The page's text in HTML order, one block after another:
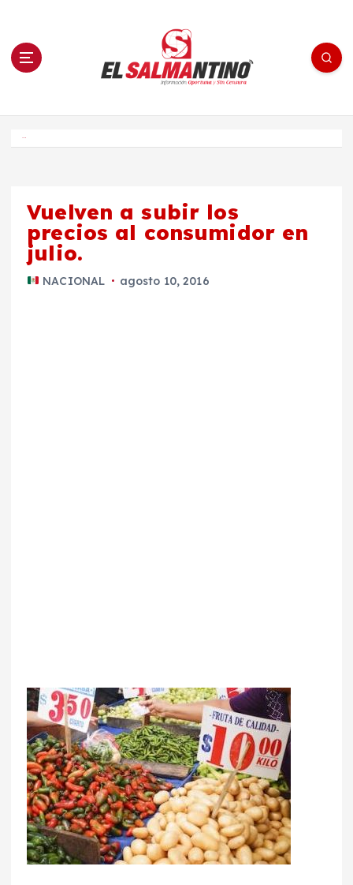
n El Salmantino - medios/noticias/editorial
Vuelven a subir los
precios al consumidor en
julio.
NACIONAL agosto 10, 2016